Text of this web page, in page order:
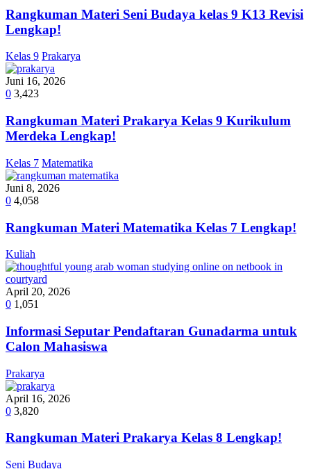
Rangkuman Materi Seni Budaya kelas 9 K13 Revisi
Lengkap!
Kelas 9 Prakarya
Juni 16, 2026
0 3,423
Rangkuman Materi Prakarya Kelas 9 Kurikulum
Merdeka Lengkap!
Kelas 7 Matematika
Juni 8, 2026
0 4,058
Rangkuman Materi Matematika Kelas 7 Lengkap!
Kuliah
April 20, 2026
0 1,051
Informasi Seputar Pendaftaran Gunadarma untuk
Calon Mahasiswa
Prakarya
April 16, 2026
0 3,820
Rangkuman Materi Prakarya Kelas 8 Lengkap!
Seni Budaya